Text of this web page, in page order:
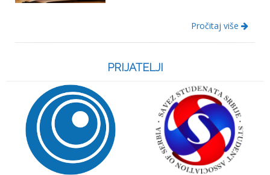
Pročitaj više
PRIJATELJI